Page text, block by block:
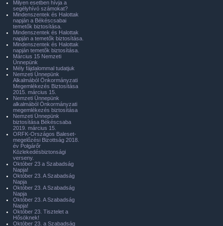
Milyen esetben hívja a
segélyhívó számokat?
Mindenszentek és Halottak
napján a Békéscsabai
temetők biztosítása.
Mindenszentek és Halottak
napján a temetők biztosítása.
Mindenszentek és Halottak
napján temetők biztosítása.
Március 15 Nemzeti
Ünnepünk
Mély fájdalommal tudatjuk
Nemzeti Ünnepünk
Alkalmából Önkormányzati
Megemlékezés Biztosítása
2015. március 15.
Nemzeti Ünnepünk
alkalmából Önkormányzati
megemlékezés biztosítása
Nemzeti Ünnepünk
biztosítása Békéscsaba
2019. március 15.
ORFK-Országos Baleset-
megelőzési Bizottság 2018.
év Polgárőr
Közlekedésbiztonsági
verseny.
Október 23 a Szabadság
Napja!
Október 23. A Szabadság
Napja
Október 23. A Szabadság
Napja
Október 23. A Szabadság
Napja!
Október 23. Tisztelet a
Hősöknek!
Október 23. a Szabadság